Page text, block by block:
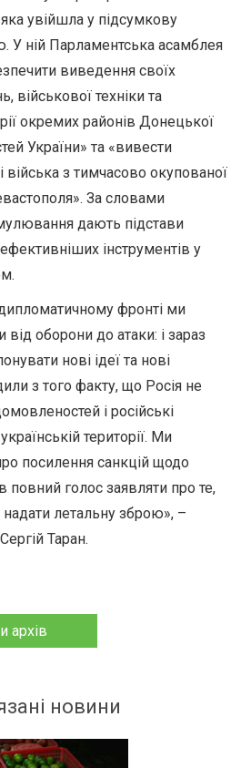
яка увійшла у підсумкову
У ній Парламентська асамблея
виведення своїх
військової техніки та
окремих районів Донецької
України» та «вивести
війська з тимчасово окупованої
За словами
дають підстави
інструментів у
фронті ми
оборони до атаки: і зараз
нові ідеї та нові
з того факту, що Росія не
і російські
території. Ми
посилення санкцій щодо
повний голос заявляти про те,
надати летальну зброю», –
Таран.
архів
новини